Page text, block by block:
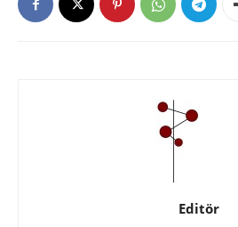
Editör